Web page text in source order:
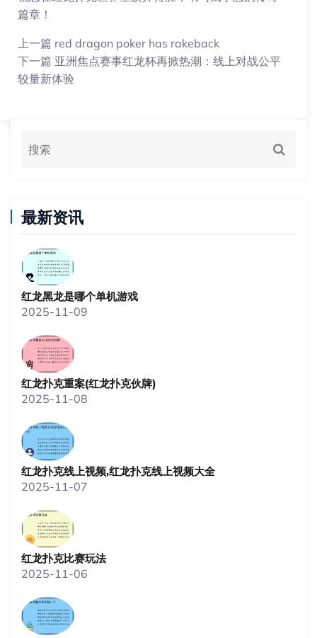
篇章！
上一篇 red dragon poker has rakeback
下一篇 亚洲焦点赛事红龙杯再掀热潮：线上对战公平
较量新体验
最新资讯
红龙黑龙是哪个单机游戏
2025-11-09
红龙扑克重案(红龙扑克伙牌)
2025-11-08
红龙扑克线上视频,红龙扑克线上视频大全
2025-11-07
红龙扑克比赛玩法
2025-11-06